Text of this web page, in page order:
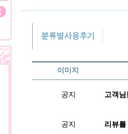
이미지
공지 고객님
공지 리뷰